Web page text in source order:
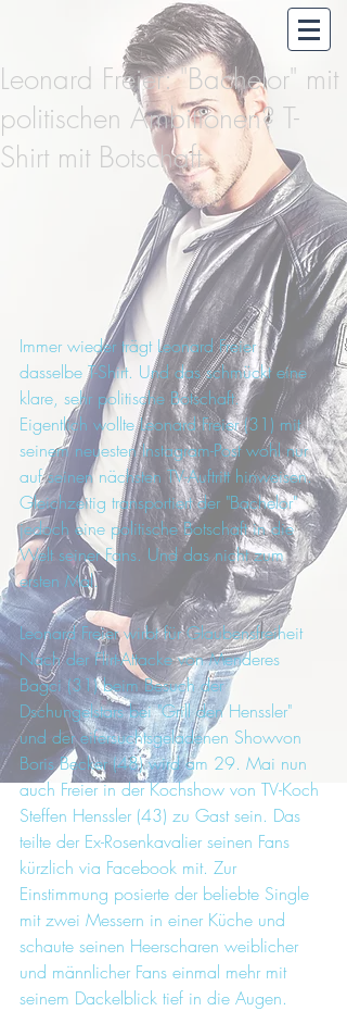
Leonard Freier: "Bachelor" mit
politischen Ambitionen? T-
Shirt mit Botschaft
Immer wieder trägt Leonard Freier
dasselbe T-Shirt. Und das schmückt eine
klare, sehr politische Botschaft.
Eigentlich wollte Leonard Freier (31) mit
seinem neuesten Instagram-Post wohl nur
auf seinen nächsten TV-Auftritt hinweisen.
Gleichzeitig transportiert der "Bachelor"
jedoch eine politische Botschaft in die
Welt seiner Fans. Und das nicht zum
ersten Mal.
Leonard Freier wirbt für Glaubensfreiheit
Nach der Flirt-Attacke von Menderes
Bagci (31) beim Besuch der
Dschungelstars bei "Grill den Henssler"
und der eifersuchtsgeladenen Showvon
Boris Becker (48) wird am 29. Mai nun
auch Freier in der Kochshow von TV-Koch
Steffen Henssler (43) zu Gast sein. Das
teilte der Ex-Rosenkavalier seinen Fans
kürzlich via Facebook mit. Zur
Einstimmung posierte der beliebte Single
mit zwei Messern in einer Küche und
schaute seinen Heerscharen weiblicher
und männlicher Fans einmal mehr mit
seinem Dackelblick tief in die Augen.